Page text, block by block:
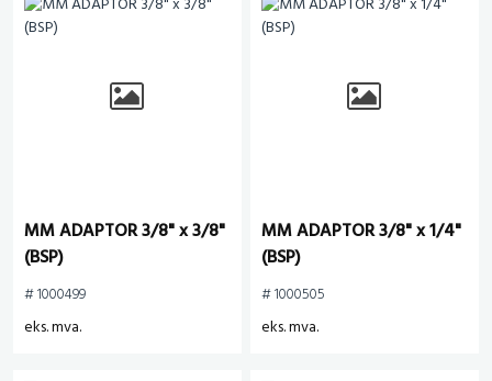
MM ADAPTOR 3/8" x 3/8"
(BSP)
# 1000499
eks. mva.
MM ADAPTOR 3/8" x 1/4"
(BSP)
# 1000505
eks. mva.